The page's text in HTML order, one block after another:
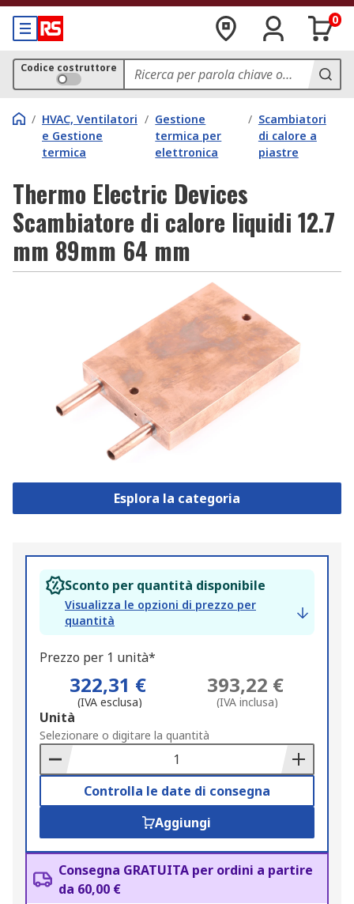
0
Codice costruttore
/ HVAC, Ventilatori
e Gestione
termica
/ Gestione
termica per
elettronica
/ Scambiatori
di calore a
piastre
Thermo Electric Devices
Scambiatore di calore liquidi 12.7
mm 89mm 64 mm
Esplora la categoria
Sconto per quantità disponibile
Visualizza le opzioni di prezzo per
quantità
Prezzo per 1 unità*
322,31 €
(IVA esclusa)
393,22 €
(IVA inclusa)
Add
to
Basket
Unità
Selezionare o digitare la quantità
Controlla le date di consegna
Aggiungi
Consegna GRATUITA per ordini a partire
da 60,00 €